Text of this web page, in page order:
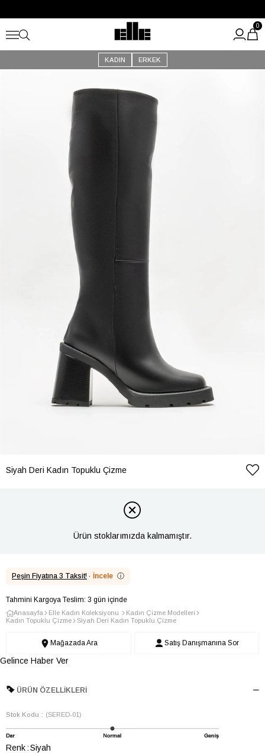
Kargo Ücretsiz!
KADIN ERKEK
0
Siyah Deri Kadın Topuklu Çizme
Ürün stoklarımızda kalmamıştır.
Peşin Fiyatına 3 Taksit! · İncele ⓘ
Tahmini Kargoya Teslim: 3 gün içinde
Anasayfa Elle Kadın Koleksiyonu
Kadın Çizme Modelleri
Kadın Topuklu Çizme
Siyah Deri Kadın Topuklu Çizme
Mağazada Ara Satış Danışmanına Sor
Gelince Haber Ver
ÜRÜN ÖZELLIKLERI
Stok Kodu (SERED-01)
Renk Siyah